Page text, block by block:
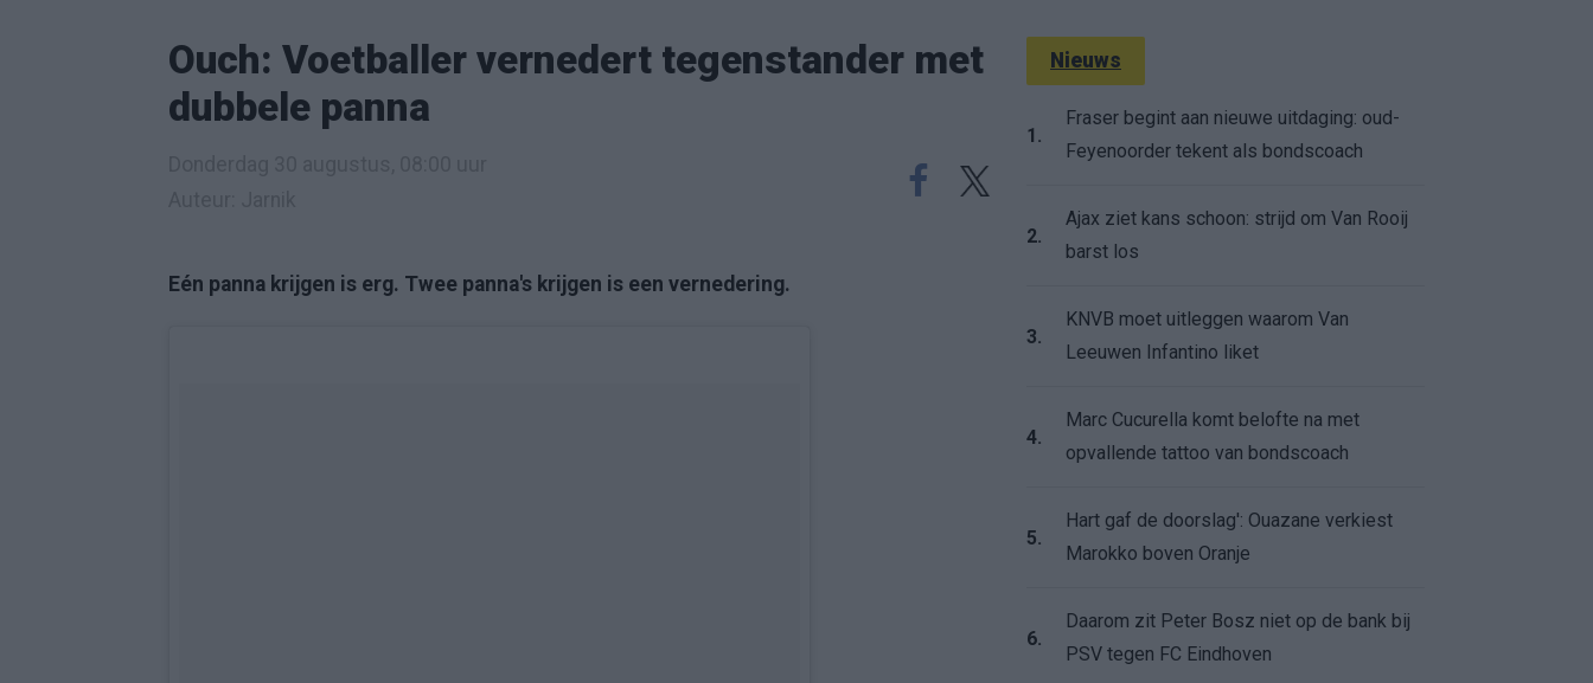
Ouch: Voetballer vernedert tegenstander met
dubbele panna
Eén panna krijgen is erg. Twee panna's krijgen is een vernedering.
Nieuws
1.
Fraser begint aan nieuwe uitdaging: oud-
Feyenoorder tekent als bondscoach
2.
Ajax ziet kans schoon: strijd om Van Rooij
barst los
3.
KNVB moet uitleggen waarom Van
Leeuwen Infantino liket
4.
Marc Cucurella komt belofte na met
opvallende tattoo van bondscoach
5.
Hart gaf de doorslag': Ouazane verkiest
Marokko boven Oranje
6.
Daarom zit Peter Bosz niet op de bank bij
PSV tegen FC Eindhoven